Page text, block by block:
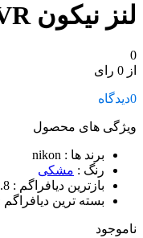
لنز نیکون Nikon AF-S NIKKOR 70-200mm f/2.8E FL ED VR
0
از 0 رای
0دیدگاه
ویژگی های محصول
برند ها : nikon
رنگ : مشکی
بازترین دیافراگم : f/2.8
بسته ترین دیافراگم
ناموجود